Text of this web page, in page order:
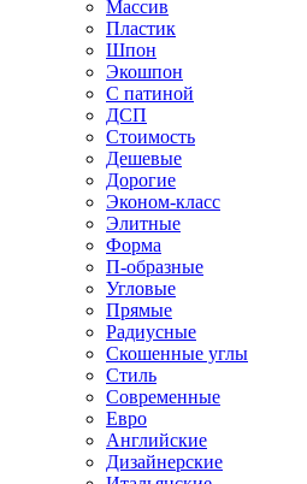
Массив
Пластик
Шпон
Экошпон
С патиной
ДСП
Стоимость
Дешевые
Дорогие
Эконом-класс
Элитные
Форма
П-образные
Угловые
Прямые
Радиусные
Скошенные углы
Стиль
Современные
Евро
Английские
Дизайнерские